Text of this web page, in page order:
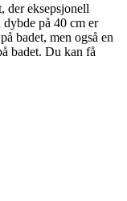
der eksepsjonell
dybde på 40 cm er
badet, men også en
badet. Du kan få